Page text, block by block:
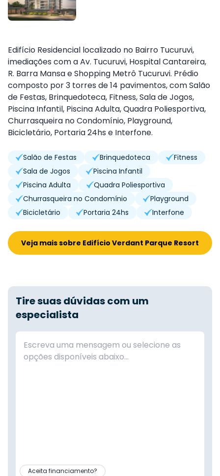
Edifício Residencial localizado no Bairro Tucuruvi,
imediações com a Av. Tucuruvi, Hospital Cantareira,
R. Barra Mansa e Shopping Metrô Tucuruvi. Prédio
composto por 3 torres de 14 pavimentos, com Salão
de Festas, Brinquedoteca, Fitness, Sala de Jogos,
Piscina Infantil, Piscina Adulta, Quadra Poliesportiva,
Churrasqueira no Condomínio, Playground,
Bicicletário, Portaria 24hs e Interfone.
Salão de Festas Brinquedoteca
Fitness
Sala de Jogos
Piscina Infantil
Piscina Adulta
Quadra Poliesportiva
Churrasqueira no Condomínio
Playground
Bicicletário
Portaria 24hs Interfone
Veja mais sobre Edifício Verdant Parque Resort
Tire suas dúvidas com um
especialista
Aceita financiamento?